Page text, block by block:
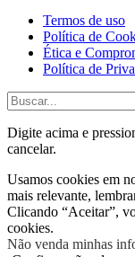
Termos de uso
Política de
Ética e
Política de
Digite acima e
cancelar.
Usamos cookies em
mais relevante,
Clicando “Aceitar”,
cookies.
Não venda minhas